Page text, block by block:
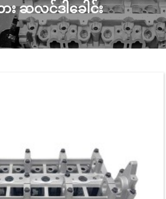
း ဆလင်ဒါခေါင်း